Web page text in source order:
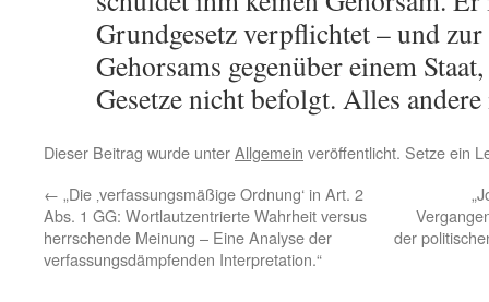
Grundgesetz verpflichtet – und
Gehorsams gegenüber einem
Gesetze nicht befolgt. Alles
Dieser Beitrag wurde unterAllgemein veröffentlicht. Setze ein
← „Die ‚verfassungsmäßige Ordnung‘ in Art. 2
Abs. 1 GG: Wortlautzentrierte Wahrheit versus
herrschende Meinung – Eine Analyse der
verfassungsdämpfenden Interpretation.“
der